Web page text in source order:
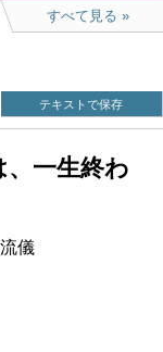
すべて見る
テキストで保存
、一生終わ
儀